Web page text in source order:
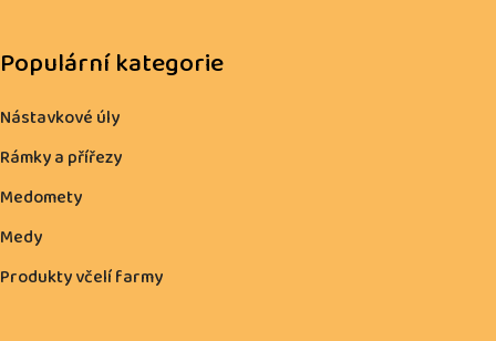
Populární kategorie
Nástavkové úly
Rámky a přířezy
Medomety
Medy
Produkty včelí farmy